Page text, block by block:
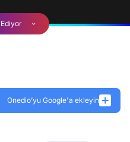
Onedio’yu Google'a ekleyin